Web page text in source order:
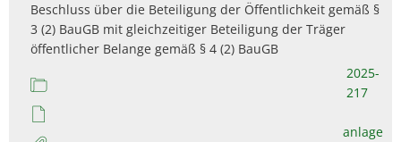
Beschluss über die Beteiligung der Öffentlichkeit gemäß §
3 (2) BauGB mit gleichzeitiger Beteiligung der Träger
öffentlicher Belange gemäß § 4 (2) BauGB
2025-
217
anlage